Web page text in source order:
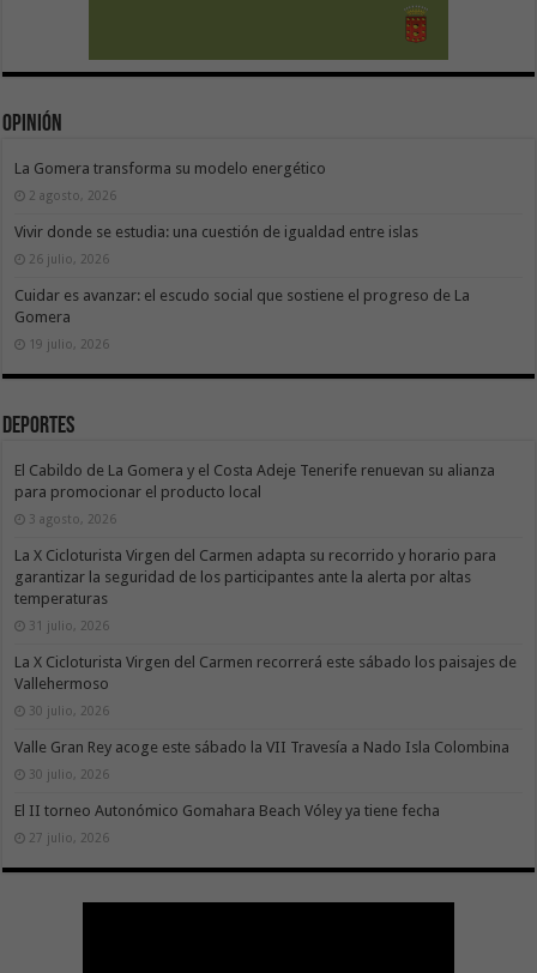
Opinión
La Gomera transforma su modelo energético
2 agosto, 2026
Vivir donde se estudia: una cuestión de igualdad entre islas
26 julio, 2026
Cuidar es avanzar: el escudo social que sostiene el progreso de La
Gomera
19 julio, 2026
Deportes
El Cabildo de La Gomera y el Costa Adeje Tenerife renuevan su alianza
para promocionar el producto local
3 agosto, 2026
La X Cicloturista Virgen del Carmen adapta su recorrido y horario para
garantizar la seguridad de los participantes ante la alerta por altas
temperaturas
31 julio, 2026
La X Cicloturista Virgen del Carmen recorrerá este sábado los paisajes de
Vallehermoso
30 julio, 2026
Valle Gran Rey acoge este sábado la VII Travesía a Nado Isla Colombina
30 julio, 2026
El II torneo Autonómico Gomahara Beach Vóley ya tiene fecha
27 julio, 2026